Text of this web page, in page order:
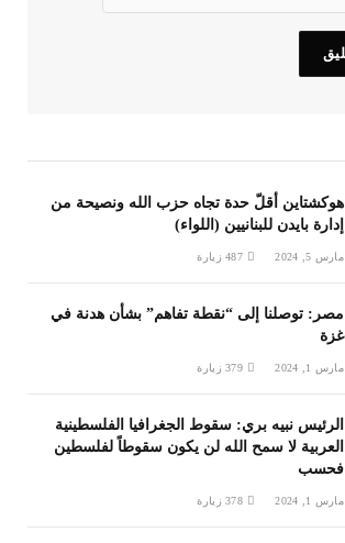
هوكشتاين أقلّ حدة تجاه حزب الله ونصيحة من
إدارة بايدن للبنانيين (اللواء)
مارس 5, 2024 487 زيارة
مصر: توصلنا إلى “نقطة تفاهم” بشأن هدنة في
غزة
مارس 1, 2024 379 زيارة
الرئيس نبيه بري: سقوط الجغرافيا الفلسطينية
العربية لا سمح الله لن يكون سقوطاً لفلسطين
فحسب
مارس 1, 2024 378 زيارة